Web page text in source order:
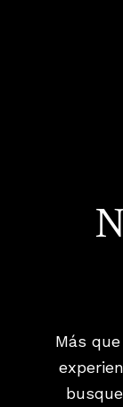
Más